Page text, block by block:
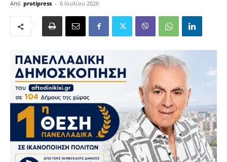
Από protipress - 6 Ιουλίου 2026